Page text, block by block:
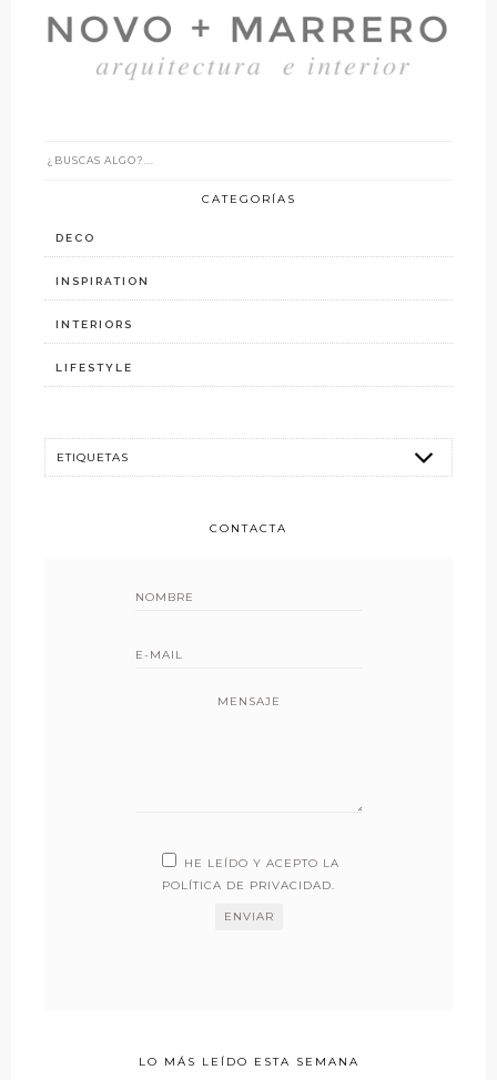
CATEGORÍAS
DECO
INSPIRATION
INTERIORS
LIFESTYLE
CONTACTA
MENSAJE
HE LEÍDO Y ACEPTO LA
POLÍTICA DE PRIVACIDAD.
LO MÁS LEÍDO ESTA SEMANA